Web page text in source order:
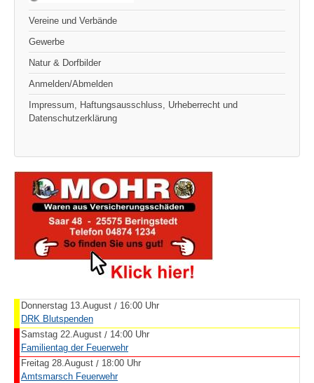
Vereine und Verbände
Gewerbe
Natur & Dorfbilder
Anmelden/Abmelden
Impressum, Haftungsausschluss, Urheberrecht und
Datenschutzerklärung
Donnerstag 13.August / 16:00 Uhr
DRK Blutspenden
Samstag 22.August / 14:00 Uhr
Familientag der Feuerwehr
Freitag 28.August / 18:00 Uhr
Amtsmarsch Feuerwehr